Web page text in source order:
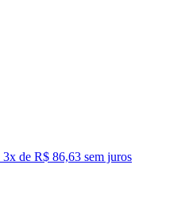
3x de R$ 86,63 sem juros